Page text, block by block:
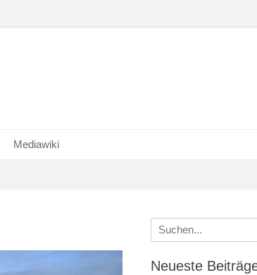
Mediawiki
Suchen
nach:
Neueste